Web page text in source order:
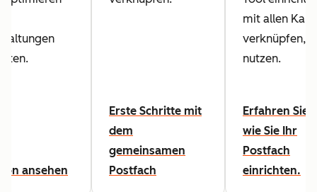
ansehen
Erste Schritte mit
dem
gemeinsamen
Postfach
mit allen
verknüpfen,
nutzen.
Erfahren Sie
wie Sie Ihr
Postfach
einrichten.